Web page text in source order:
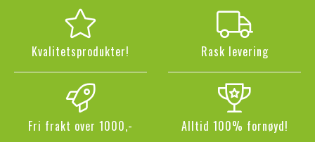
Kvalitetsprodukter! Rask levering
Fri frakt over 1000,- Alltid 100% fornøyd!